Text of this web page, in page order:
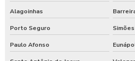
Alagoinhas
Porto Seguro
Paulo Afonso